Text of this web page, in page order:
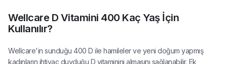
Wellcare D Vitamini 400 Kaç Yaş İçin
Kullanılır?
Wellcare'in sunduğu 400 D ile hamileler ve yeni doğum yapmış
kadınların ihtiyaç duyduğu D vitaminini almasını sağlanabilir. Ek